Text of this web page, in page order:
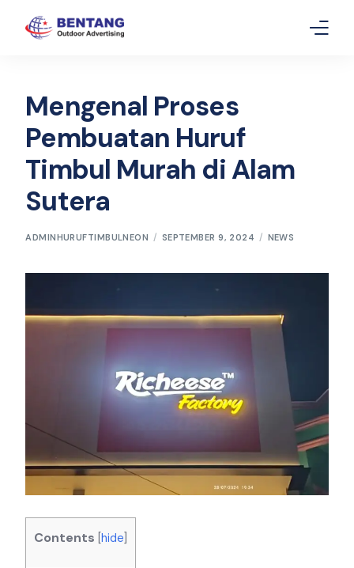
Mengenal Proses
Pembuatan Huruf
Timbul Murah di Alam
Sutera
ADMINHURUFTIMBULNEON SEPTEMBER 9, 2024 NEWS
Contents [hide
Layanan
Gallery
Article
Contact Us